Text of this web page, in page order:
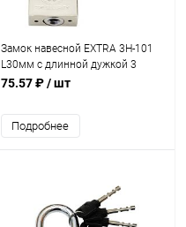
Замок навесной EXTRA 3H-101
L30мм с длинной дужкой 3
ключа
75.57 ₽/ шт
Подробнее